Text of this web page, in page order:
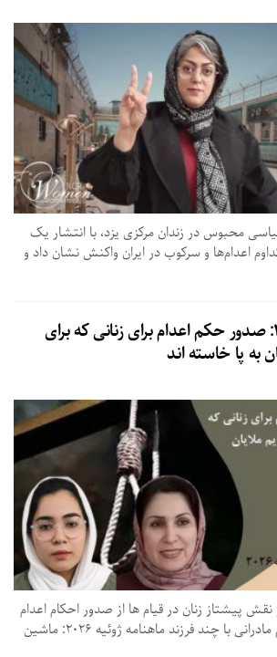
محبوس در زندان مرکزی یزد، با انتشار یک
اعدام‌ها و سرکوب در ایران واکنش نشان داد و
ماهنامه ژوئیه ۲۰۲۶: صدور حکم اعدام برای زنانی که برای
به پا خاسته اند
پیشتاز زنان در قیام ها از صدور احکام اعدام
به اتهام «بغی» تا اعدام مادرانی با چند فرزند ماهنامه ژوئیه ۲۰۲۶: ماشین